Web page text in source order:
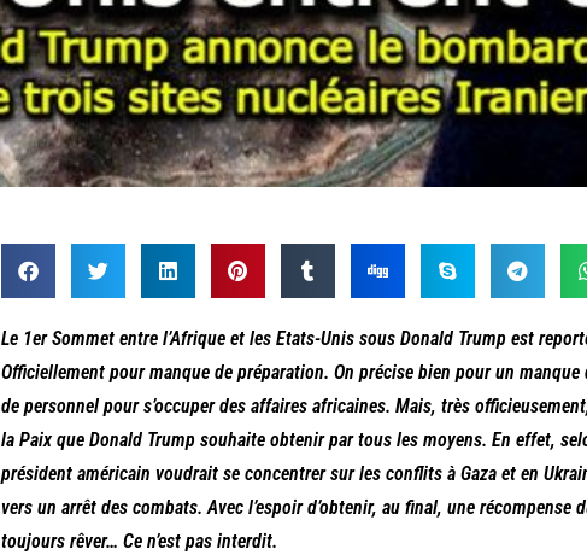
Le 1er Sommet entre l’Afrique et les Etats-Unis sous Donald Trump est
Officiellement pour manque de préparation. On précise bien pour un
de personnel pour s’occuper des affaires africaines. Mais, très
la Paix que Donald Trump souhaite obtenir par tous les moyens. En effet,
président américain voudrait se concentrer sur les conflits à Gaza et en
vers un arrêt des combats. Avec l’espoir d’obtenir, au final, une
toujours rêver… Ce n’est pas interdit.